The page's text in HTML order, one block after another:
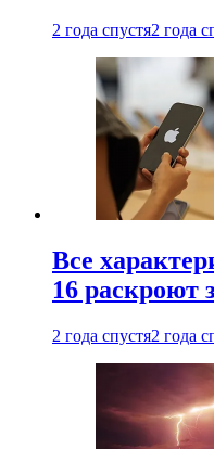
2 года спустя2 года
Все
16 раскроют
2 года спустя2 года